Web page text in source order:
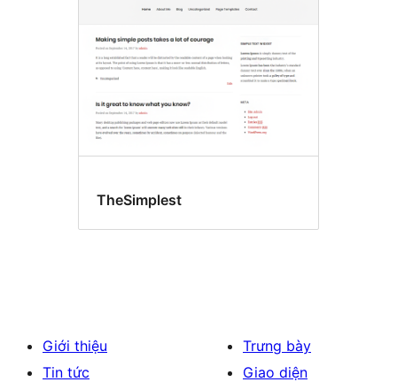
TheSimplest
Giới thiệu
Tin tức
Trưng bày
Giao diện